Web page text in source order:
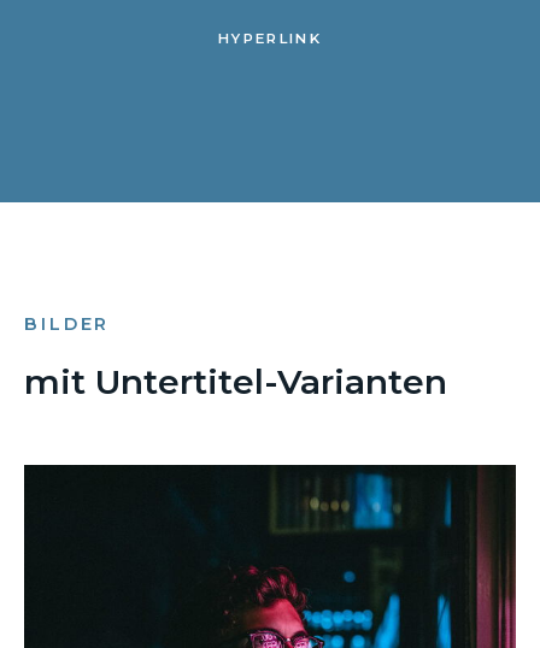
HYPERLINK
BILDER
mit Untertitel-Varianten